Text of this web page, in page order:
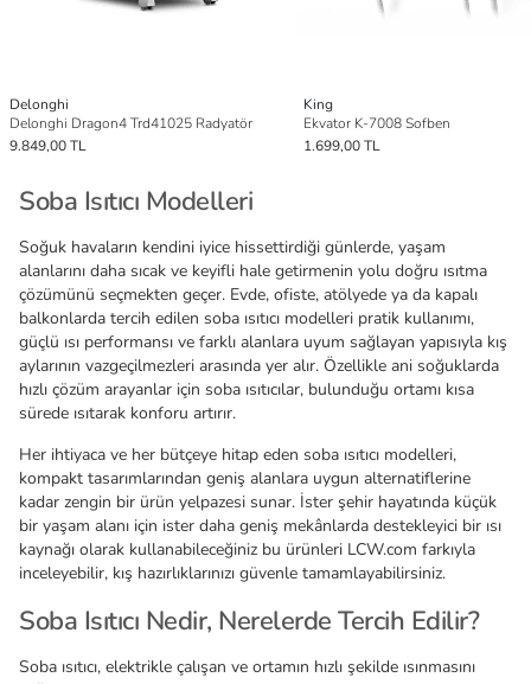
Delonghi
Delonghi Dragon4 Trd41025 Radyatör
9.849,00 TL
King
Ekvator K-7008 Sofben
1.699,00 TL
Soba Isıtıcı Modelleri
Soğuk havaların kendini iyice hissettirdiği günlerde, yaşam
alanlarını daha sıcak ve keyifli hale getirmenin yolu doğru ısıtma
çözümünü seçmekten geçer. Evde, ofiste, atölyede ya da kapalı
balkonlarda tercih edilen soba ısıtıcı modelleri pratik kullanımı,
güçlü ısı performansı ve farklı alanlara uyum sağlayan yapısıyla kış
aylarının vazgeçilmezleri arasında yer alır. Özellikle ani soğuklarda
hızlı çözüm arayanlar için soba ısıtıcılar, bulunduğu ortamı kısa
sürede ısıtarak konforu artırır.
Her ihtiyaca ve her bütçeye hitap eden soba ısıtıcı modelleri,
kompakt tasarımlarından geniş alanlara uygun alternatiflerine
kadar zengin bir ürün yelpazesi sunar. İster şehir hayatında küçük
bir yaşam alanı için ister daha geniş mekânlarda destekleyici bir ısı
kaynağı olarak kullanabileceğiniz bu ürünleri LCW.com farkıyla
inceleyebilir, kış hazırlıklarınızı güvenle tamamlayabilirsiniz.
Soba Isıtıcı Nedir, Nerelerde Tercih Edilir?
Soba ısıtıcı, elektrikle çalışan ve ortamın hızlı şekilde ısınmasını